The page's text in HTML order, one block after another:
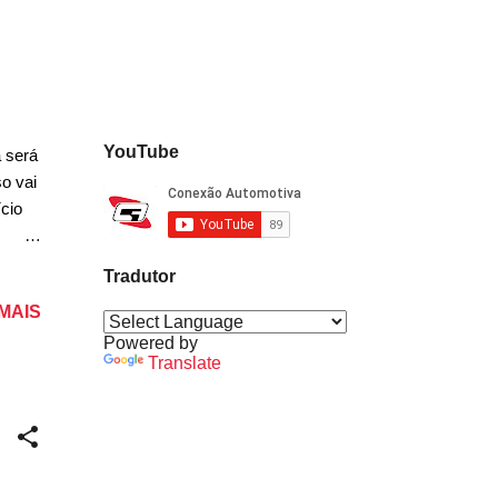
YouTube
Tradutor
Powered by
Translate
será
vai